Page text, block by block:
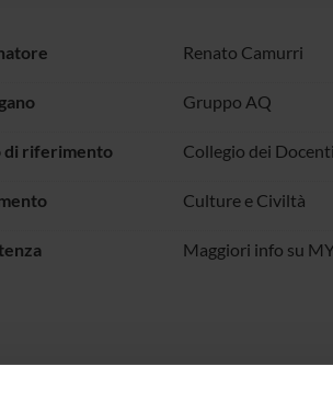
Renato Camurri
Gruppo AQ
di riferimento Collegio dei
Culture e Civiltà
Maggiori info su